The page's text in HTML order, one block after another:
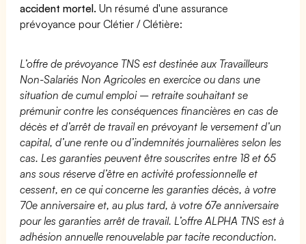
accident mortel. Un résumé d'une assurance
prévoyance pour Clétier / Clétière:
L’offre de prévoyance TNS est destinée aux Travailleurs
Non-Salariés Non Agricoles en exercice ou dans une
situation de cumul emploi – retraite souhaitant se
prémunir contre les conséquences financières en cas de
décès et d’arrêt de travail en prévoyant le versement d’un
capital, d’une rente ou d’indemnités journalières selon les
cas. Les garanties peuvent être souscrites entre 18 et 65
ans sous réserve d’être en activité professionnelle et
cessent, en ce qui concerne les garanties décès, à votre
70e anniversaire et, au plus tard, à votre 67e anniversaire
pour les garanties arrêt de travail. L’offre ALPHA TNS est à
adhésion annuelle renouvelable par tacite reconduction.